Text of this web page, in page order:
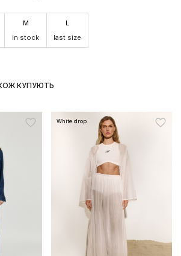
M
in stock
L
last size
КУПУЮТЬ
White drop